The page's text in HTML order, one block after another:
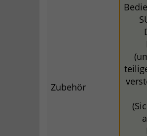
Zubehör